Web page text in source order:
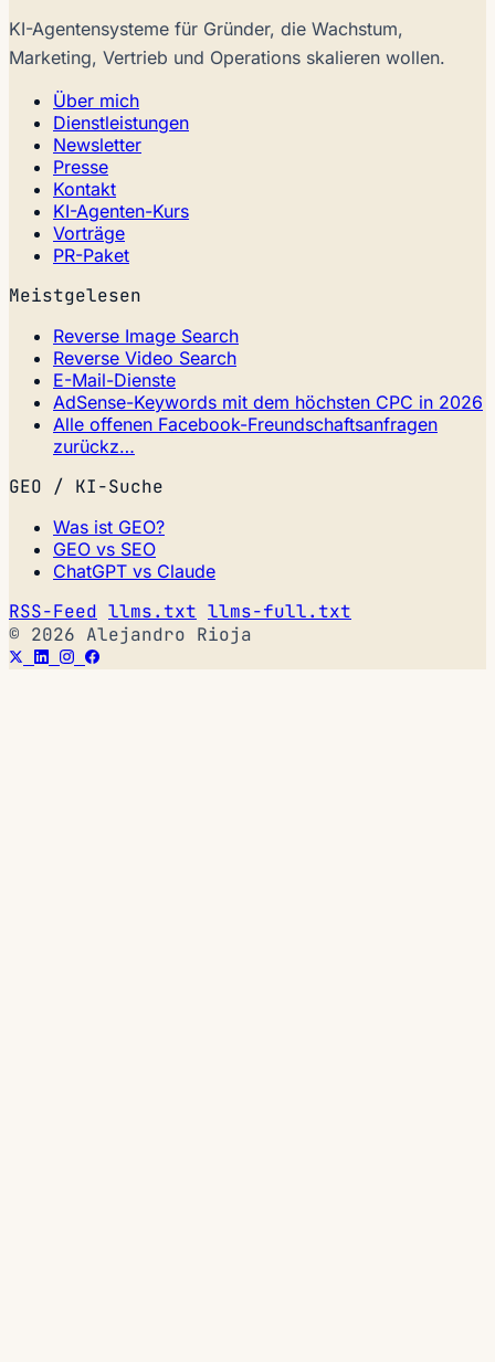
KI-Agentensysteme für Gründer, die Wachstum,
Marketing, Vertrieb und Operations skalieren wollen.
Über mich
Dienstleistungen
Newsletter
Presse
Kontakt
KI-Agenten-Kurs
Vorträge
PR-Paket
Meistgelesen
Reverse Image Search
Reverse Video Search
E-Mail-Dienste
AdSense-Keywords mit dem höchsten CPC in 2026
Alle offenen Facebook-Freundschaftsanfragen
zurückz…
GEO / KI-Suche
Was ist GEO?
GEO vs SEO
ChatGPT vs Claude
RSS-Feed llms.txt llms-full.txt
© 2026 Alejandro Rioja